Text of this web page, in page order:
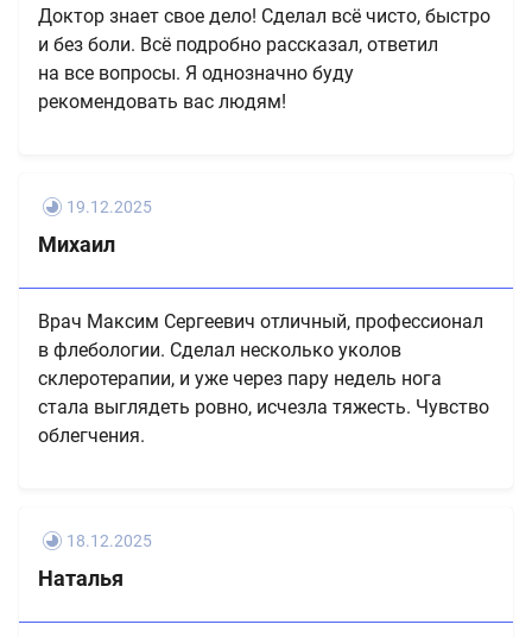
Доктор знает свое дело! Сделал всё чисто, быстро
и без боли. Всё подробно рассказал, ответил
на все вопросы. Я однозначно буду
рекомендовать вас людям!
19.12.2025
Михаил
Врач Максим Сергеевич отличный, профессионал
в флебологии. Сделал несколько уколов
склеротерапии, и уже через пару недель нога
стала выглядеть ровно, исчезла тяжесть. Чувство
облегчения.
18.12.2025
Наталья